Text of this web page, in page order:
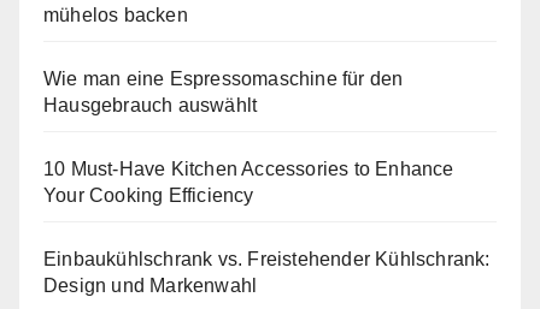
mühelos backen
Wie man eine Espressomaschine für den
Hausgebrauch auswählt
10 Must-Have Kitchen Accessories to Enhance
Your Cooking Efficiency
Einbaukühlschrank vs. Freistehender Kühlschrank:
Design und Markenwahl